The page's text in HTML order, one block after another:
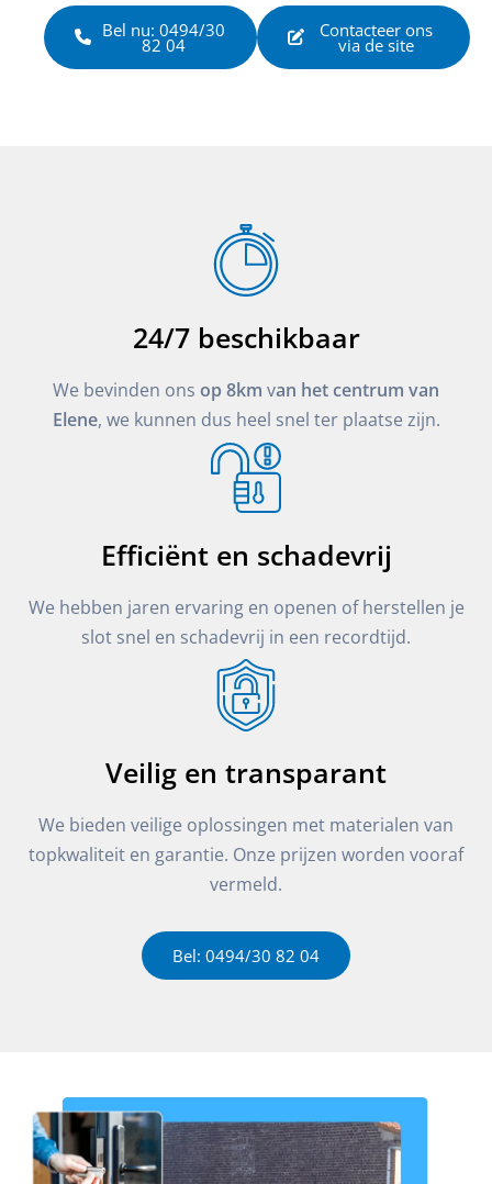
Bel nu: 0494/30
82 04
Contacteer ons
via de site
24/7 beschikbaar
We bevinden ons op 8km van het centrum van
Elene, we kunnen dus heel snel ter plaatse zijn.
Efficiënt en schadevrij
We hebben jaren ervaring en openen of herstellen je
slot snel en schadevrij in een recordtijd.
Veilig en transparant
We bieden veilige oplossingen met materialen van
topkwaliteit en garantie. Onze prijzen worden vooraf
vermeld.
Bel: 0494/30 82 04